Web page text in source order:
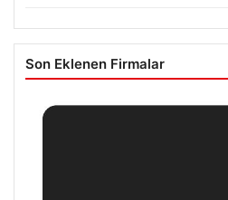
Son Eklenen Firmalar